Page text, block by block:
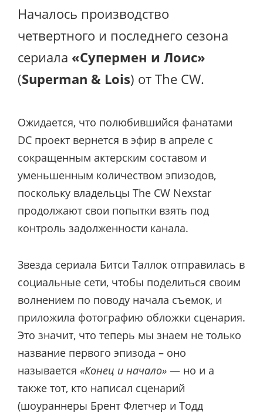
Началось производство
четвертного и последнего сезона
сериала «Супермен и Лоис»
(Superman & Lois) от The CW.
Ожидается, что полюбившийся фанатами
DC проект вернется в эфир в апреле с
сокращенным актерским составом и
уменьшенным количеством эпизодов,
поскольку владельцы The CW Nexstar
продолжают свои попытки взять под
контроль задолженности канала.
Звезда сериала Битси Таллок отправилась в
социальные сети, чтобы поделиться своим
волнением по поводу начала съемок, и
приложила фотографию обложки сценария.
Это значит, что теперь мы знаем не только
название первого эпизода – оно
называется «Конец и начало» — но и а
также тот, кто написал сценарий
(шоураннеры Брент Флетчер и Тодд